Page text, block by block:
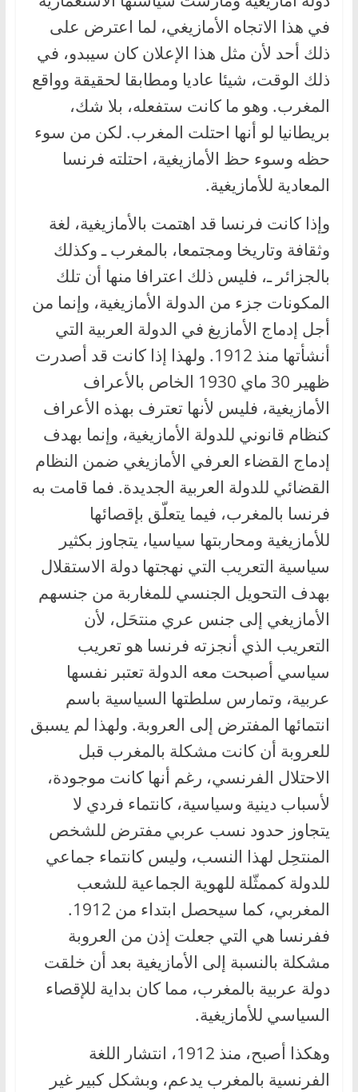
في هذا الاتجاه الأمازيغي، لما اعترض على
ذلك أحد لأن مثل هذا الإعلان كان سيبدو، في
ذلك الوقت، شيئا عاديا ومطابقا لحقيقة وواقع
المغرب. وهو ما كانت ستفعله، بلا شك،
بريطانيا لو أنها احتلت المغرب. لكن من سوء
حظه وسوء حظ الأمازيغية، احتلته فرنسا
المعادية للأمازيغية.
وإذا كانت فرنسا قد اهتمت بالأمازيغية، لغة
وثقافة وتاريخا ومجتمعا، بالمغرب ـ وكذلك
بالجزائر ـ، فليس ذلك اعترافا منها أن تلك
المكونات جزء من الدولة الأمازيغية، وإنما من
أجل إدماج الأمازيغ في الدولة العربية التي
أنشأتها منذ 1912. ولهذا إذا كانت قد أصدرت
ظهير 30 ماي 1930 الخاص بالأعراف
الأمازيغية، فليس لأنها تعترف بهذه الأعراف
كنظام قانوني للدولة الأمازيغية، وإنما بهدف
إدماج القضاء العرفي الأمازيغي ضمن النظام
القضائي للدولة العربية الجديدة. فما قامت به
فرنسا بالمغرب، فيما يتعلّق بإقصائها
للأمازيغية ومحاربتها سياسيا، يتجاوز بكثير
سياسية التعريب التي نهجتها دولة الاستقلال
بهدف التحويل الجنسي للمغاربة من جنسهم
الأمازيغي إلى جنس عري منتحَل، لأن
التعريب الذي أنجزته فرنسا هو تعريب
سياسي أصبحت معه الدولة تعتبر نفسها
عربية، وتمارس سلطتها السياسية باسم
انتمائها المفترض إلى العروبة. ولهذا لم يسبق
للعروبة أن كانت مشكلة بالمغرب قبل
الاحتلال الفرنسي، رغم أنها كانت موجودة،
لأسباب دينية وسياسية، كانتماء فردي لا
يتجاوز حدود نسب عربي مفترض للشخص
المنتحِل لهذا النسب، وليس كانتماء جماعي
للدولة كممثّلة للهوية الجماعية للشعب
المغربي، كما سيحصل ابتداء من 1912.
ففرنسا هي التي جعلت إذن من العروبة
مشكلة بالنسبة إلى الأمازيغية بعد أن خلقت
دولة عربية بالمغرب، مما كان بداية للإقصاء
السياسي للأمازيغية.
وهكذا أصبح، منذ 1912، انتشار اللغة
الفرنسية بالمغرب يدعم، وبشكل كبير غير